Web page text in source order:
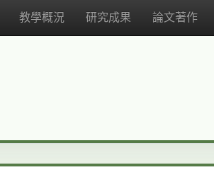
教學概況 研究成果 論文著作